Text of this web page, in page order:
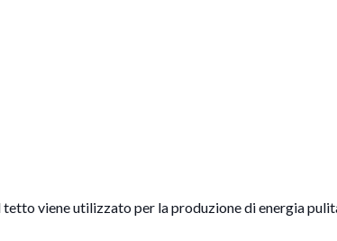
tetto viene utilizzato per la produzione di energia